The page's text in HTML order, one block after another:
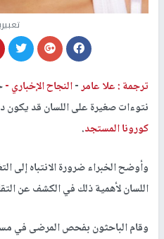
ترجمة : علا عامر-النجاح الإخباري -
نتوءات صغيرة على اللسان قد يكون
كورونا المستجد.
وأوضح الخبراء ضرورة الانتباه إلى
اللسان لأهمية ذلك في الكشف عن
وقام الباحثون بفحص المرضى في